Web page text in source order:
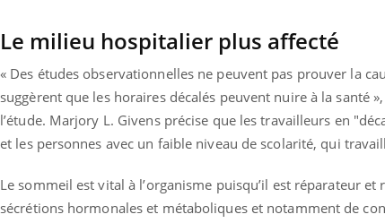
Le milieu hospitalier plus affecté
« Des études observationnelles ne peuvent pas prouver la
suggèrent que les horaires décalés peuvent nuire à la santé
l’étude. Marjory L. Givens précise que les travailleurs en
et les personnes avec un faible niveau de scolarité, qui
Le sommeil est vital à l’organisme puisqu’il est réparateur
sécrétions hormonales et métaboliques et notamment de